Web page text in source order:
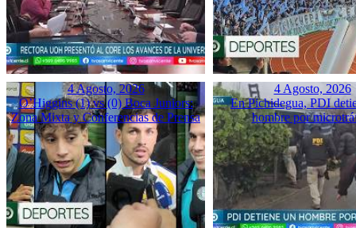
4 Agosto, 2026
O’Higgins (1) vs (0) Boca Juniors:
Zona Mixta y Conferencias de Prensa
4 Agosto, 2026
En Pichidegua, PDI
hombre por